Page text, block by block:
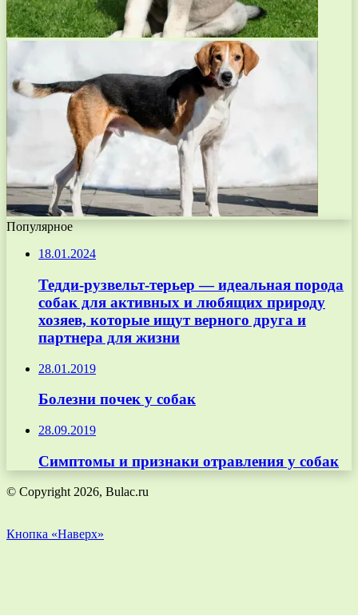
Популярное
18.01.2024
Тедди-рузвельт-терьер — идеальная порода
собак для активных и любящих природу
хозяев, которые ищут верного друга и
партнера для жизни
28.01.2019
Болезни почек у собак
28.09.2019
Симптомы и признаки отравления у собак
© Copyright 2026, Bulac.ru
Кнопка «Наверх»